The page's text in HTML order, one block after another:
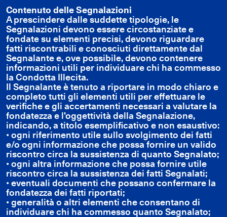
Contenuto delle Segnalazioni
A prescindere dalle suddette tipologie, le
Segnalazioni devono essere circostanziate e
fondate su elementi precisi, devono riguardare
fatti riscontrabili e conosciuti direttamente dal
Segnalante e, ove possibile, devono contenere
informazioni utili per individuare chi ha commesso
la Condotta Illecita.
Il Segnalante è tenuto a riportare in modo chiaro e
completo tutti gli elementi utili per effettuare le
verifiche e gli accertamenti necessari a valutare la
fondatezza e l’oggettività della Segnalazione,
indicando, a titolo esemplificativo e non esaustivo:
• ogni riferimento utile sullo svolgimento dei fatti
e/o ogni informazione che possa fornire un valido
riscontro circa la sussistenza di quanto Segnalato;
• ogni altra informazione che possa fornire utile
riscontro circa la sussistenza dei fatti Segnalati;
• eventuali documenti che possano confermare la
fondatezza dei fatti riportati;
• generalità o altri elementi che consentano di
individuare chi ha commesso quanto Segnalato;